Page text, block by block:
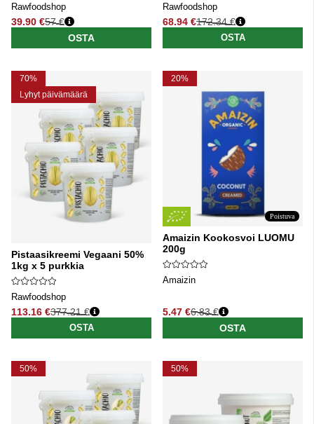
Rawfoodshop
39.90 €
Normaali hinta
57 €
OSTA
Rawfoodshop
68.94 €
Normaali hinta
172.34 €
OSTA
70%
Lyhyt päivämäärä
Pistaasikreemi Vegaani 50%
1kg x 5 purkkia
Rawfoodshop
113.16 €
Normaali hinta
377.21 €
OSTA
20%
Poistuva
Amaizin Kookosvoi LUOMU
200g
Amaizin
5.47 €
Normaali hinta
6.83 €
OSTA
50% 50%